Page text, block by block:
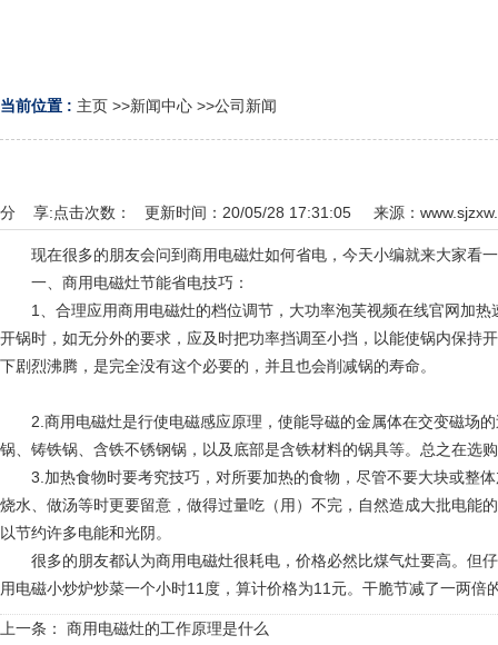
当前位置 : 主页 >>新闻中心 >>公司新闻
点击次数： 更新时间：20/05/28 17:31:05 来源：
分 享:
现在很多的朋友会问到商用电磁灶如何省电，今天小编就来大家看一
一、商用电磁灶节能省电技巧：
1、合理应用商用电磁灶的档位调节，大功率泡芙视频在线官网加热速
开锅时，如无分外的要求，应及时把功率挡调至小挡，以能使锅内
下剧烈沸腾，是完全没有这个必要的，并且也会削减锅的寿命。
2.商用电磁灶是行使电磁感应原理，使能导磁的金属体在交变磁场的过
锅、铸铁锅、含铁不锈钢锅，以及底部是含铁材料的锅具等。总之在
3.加热食物时要考究技巧，对所要加热的食物，尽管不要大块或整体加
烧水、做汤等时更要留意，做得过量吃（用）不完，自然造成大批电能
以节约许多电能和光阴。
很多的朋友都认为商用电磁灶很耗电，价格必然比煤气灶要高。但仔细地
用电磁小炒炉炒菜一个小时11度，算计价格为11元。干脆节减了一两
上一条： 商用电磁灶的工作原理是什么